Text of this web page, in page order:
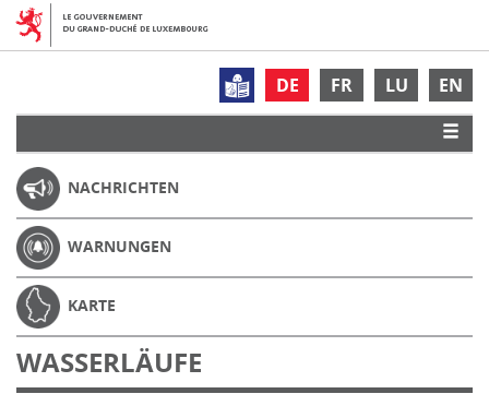
DE FR LU EN
NACHRICHTEN
WARNUNGEN
KARTE
WASSERLÄUFE